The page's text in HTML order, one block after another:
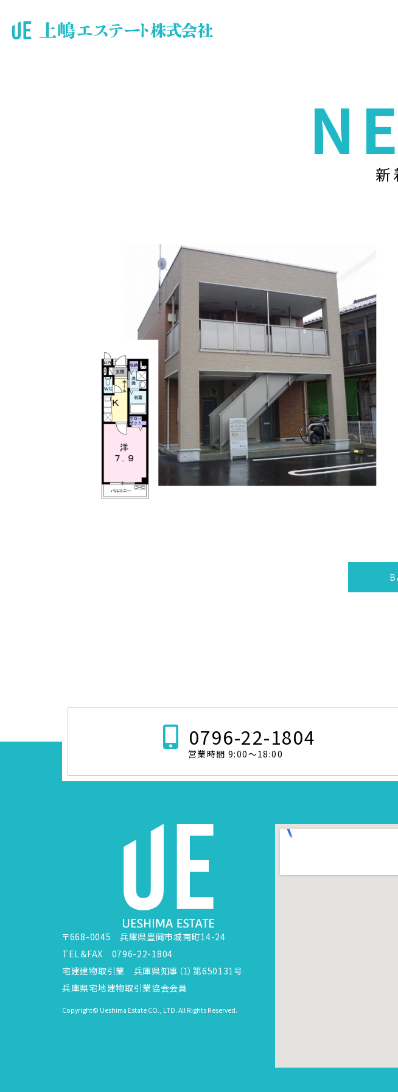
新
0796-22-1804
営業時間 9:00～18:00
〒668-0045 兵庫県豊岡市城南町14-24
TEL＆FAX 0796-22-1804
宅建建物取引業 兵庫県知事（1）第650131号
兵庫県宅地建物取引業協会会員
Copyright© Ueshima Estate CO., LTD. All Rights Reserved.